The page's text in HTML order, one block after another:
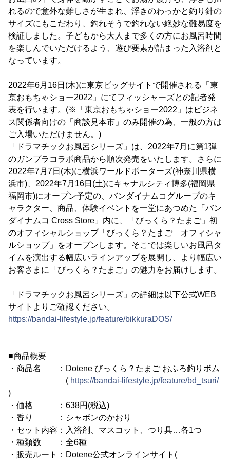
れるので意外な難しさが生まれ、浮きのわっかと釣り針の
サイズにもこだわり、釣れそうで釣れない絶妙な難易度を
検証しました。子どもから大人まで多くの方にお風呂時間
を楽しんでいただけるよう、遊び要素が詰まった入浴剤と
なっています。
2022年6月16日(木)に東京ビッグサイトで開催される「東
京おもちゃショー2022」にてフィッシャーズとの記者発
表を行います。(※「東京おもちゃショー2022」はビジネ
ス関係者向けの「商談見本市」のみ開催の為、一般の方は
ご入場いただけません。)
「ドラマチックお風呂シリーズ」は、2022年7月に第1弾
のガンプラコラボ商品から順次発売をいたします。さらに
2022年7月7日(木)に横浜ワールドポーターズ(神奈川県横
浜市)、2022年7月16日(土)にキャナルシティ博多(福岡県
福岡市)にオープン予定の、バンダイナムコグループのキ
ャラクター、商品、体験イベントを一堂にあつめた「バン
ダイナムコ Cross Store」内に、「びっくら？たまご」初
のオフィシャルショップ「びっくら？たまご オフィシャ
ルショップ」をオープンします。そこでは楽しいお風呂タ
イムを演出する幅広いラインアップを展開し、より幅広い
お客さまに「びっくら？たまご」の魅力をお届けします。
「ドラマチックお風呂シリーズ」の詳細は以下公式WEB
サイトよりご確認ください。
https://bandai-lifestyle.jp/feature/bikkuraDOS/
■商品概要
・商品名 ：Dotene びっくら？たまご おふろ釣りボム
( https://bandai-lifestyle.jp/feature/bd_tsuri/
)
・価格 ：638円(税込)
・香り ：シャボンのかおり
・セット内容：入浴剤、マスコット、つり具…各1つ
・種類数 ：全6種
・販売ルート：Dotene公式オンラインサイト(